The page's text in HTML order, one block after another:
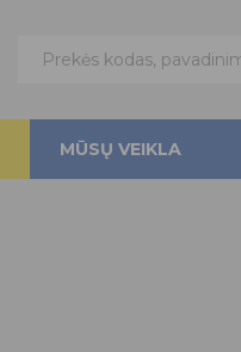
MŪSŲ VEIKLA